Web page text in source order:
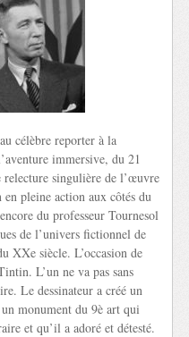
célèbre reporter à la
immersive, du 21
singulière de l’œuvre
pleine action aux côtés du
du professeur Tournesol
de l’univers fictionnel de
XXe siècle. L’occasion de
L’un ne va pas sans
Le dessinateur a créé un
monument du 9è art qui
et qu’il a adoré et détesté.